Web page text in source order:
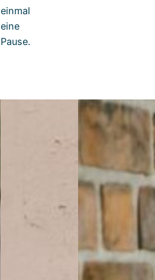
einmal
eine
Pause.